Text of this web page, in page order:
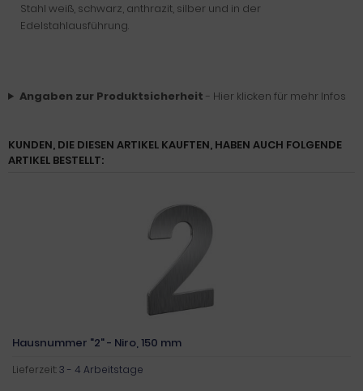
Stahl weiß, schwarz, anthrazit, silber und in der
Edelstahlausführung.
Angaben zur Produktsicherheit - Hier klicken für mehr Infos
KUNDEN, DIE DIESEN ARTIKEL KAUFTEN, HABEN AUCH FOLGENDE
ARTIKEL BESTELLT:
Hausnummer "2" - Niro, 150 mm
Lieferzeit:3 - 4 Arbeitstage